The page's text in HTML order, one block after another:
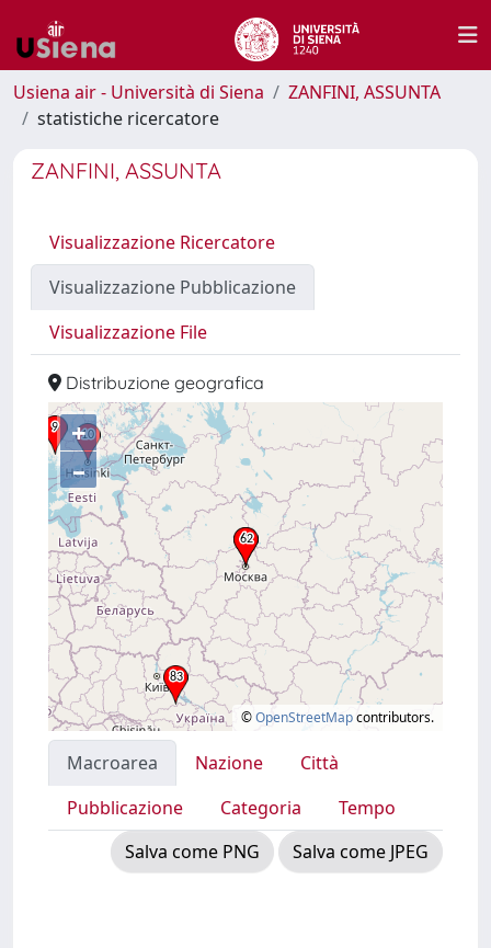
Usiena air - Università di Siena
ZANFINI, ASSUNTA
statistiche ricercatore
ZANFINI, ASSUNTA
Visualizzazione Ricercatore
Visualizzazione Pubblicazione
Visualizzazione File
Distribuzione geografica
+
–
©OpenStreetMapcontributors.
Macroarea Nazione
Città
Pubblicazione
Categoria
Tempo
Salva come PNG
Salva come JPEG